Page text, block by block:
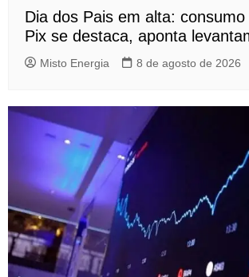
Dia dos Pais em alta:
Pix se destaca, aponta
Misto Energia 8 de agosto de 2026